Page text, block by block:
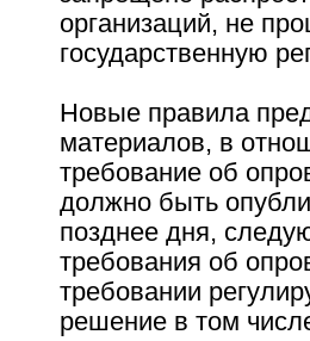
организаций, не
государственную
Новые правила
материалов, в
требование об
должно быть
позднее дня,
требования об
требовании
решение в том